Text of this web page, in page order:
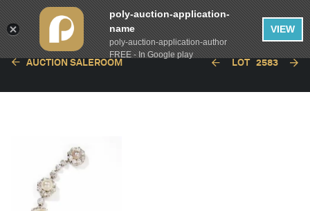
AUCTION SALEROOM LOT 2583
poly-auction-application-
name
poly-auction-application-author
FREE - In Google play
VIEW